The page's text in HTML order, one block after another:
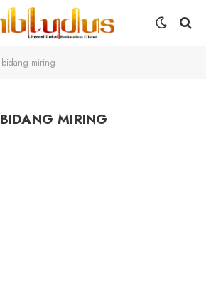
bidang miring
BIDANG MIRING